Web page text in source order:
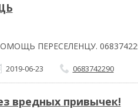
ПЕРЕСЕЛЕНЦУ.
2019-06-23 0683742290
вредных привычек!